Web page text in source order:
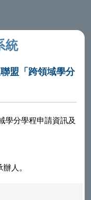
統
盟「跨領域學分
學分學程申請資訊及
人。